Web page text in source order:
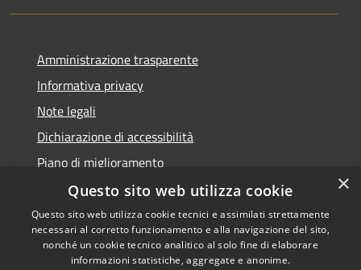
Amministrazione trasparente
Informativa privacy
Note legali
Dichiarazione di accessibilità
Piano di miglioramento
Accessibilità
Copyright © 2026 • Comune di
Castiglion Fiorentino •
×
Questo sito web utilizza cookie
Questo sito web utilizza cookie tecnici e assimilati strettamente
necessari al corretto funzionamento e alla navigazione del sito,
nonché un cookie tecnico analitico al solo fine di elaborare
informazioni statistiche, aggregate e anonime.